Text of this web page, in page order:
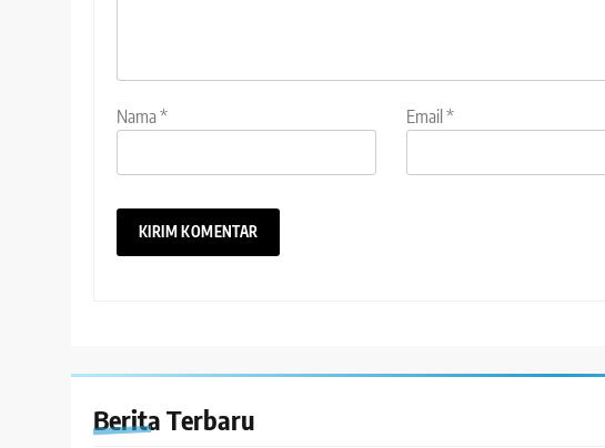
Nama* Email *
Berita Terbaru